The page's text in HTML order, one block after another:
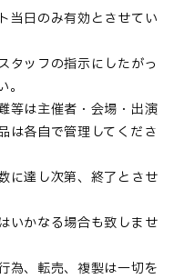
当日のみ有効とさせてい
タッフの指示にしたがっ
。
等は主催者・会場・出演
は各自で管理してくださ
に達し次第、終了とさせ
いかなる場合も致しませ
為、転売、複製は一切を